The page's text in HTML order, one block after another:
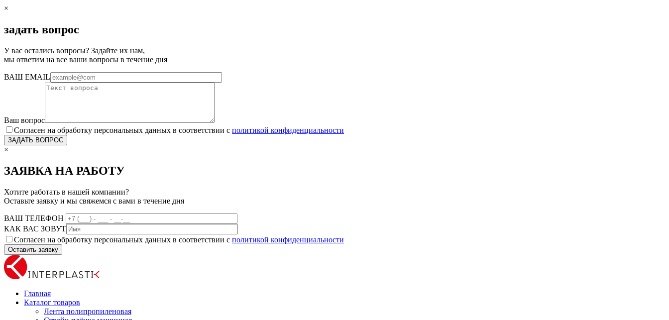
×
задать вопрос
У вас остались вопросы? Задайте их нам,
мы ответим на все ваши вопросы в течение дня
ВАШ EMAIL
Ваш вопрос
Согласен на обработку персональных данных в соответствии с политикой конфиденциальности
×
ЗАЯВКА НА РАБОТУ
Хотите работать в нашей компании?
Оставьте заявку и мы свяжемся с вами в течение дня
ВАШ ТЕЛЕФОН
КАК ВАС ЗОВУТ
Согласен на обработку персональных данных в соответствии с политикой конфиденциальности
Главная
Каталог товаров
Лента полипропиленовая